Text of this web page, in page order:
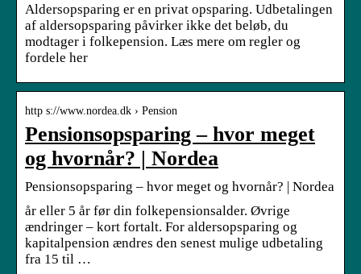
Aldersopsparing er en privat opsparing. Udbetalingen
af aldersopsparing påvirker ikke det beløb, du
modtager i folkepension. Læs mere om regler og
fordele her
http s://www.nordea.dk › Pension
Pensionsopsparing – hvor meget
og hvornår? | Nordea
Pensionsopsparing – hvor meget og hvornår? | Nordea
år eller 5 år før din folkepensionsalder. Øvrige
ændringer – kort fortalt. For aldersopsparing og
kapitalpension ændres den senest mulige udbetaling
fra 15 til …